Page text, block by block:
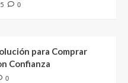
0
para Comprar
Confianza
0